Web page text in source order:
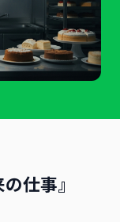
仕事』